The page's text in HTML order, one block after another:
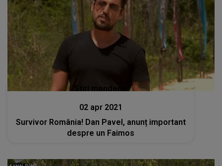
Stiri mondene
02 apr 2021
Survivor România! Dan Pavel, anunț important
despre un Faimos